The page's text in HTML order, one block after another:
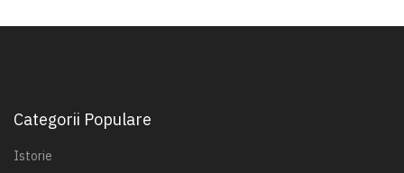
Categorii Populare
Istorie